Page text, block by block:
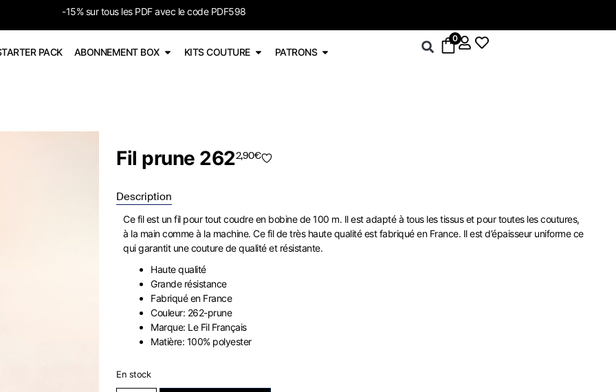
-15% sur tous les PDF avec le code PDF598
PACK ABONNEMENT BOX KITS COUTURE PATRONS
0
Fil prune 2622,90€
En stock
Description
Ce fil est un fil pour tout coudre en bobine de 100 m. Il est adapté à tous les tissus et pour toutes les coutures,
à la main comme à la machine. Ce fil de très haute qualité est fabriqué en France. Il est d’épaisseur uniforme ce
qui garantit une couture de qualité et résistante.
Haute qualité
Grande résistance
Fabriqué en France
Couleur: 262-prune
Marque: Le Fil Français
Matière: 100% polyester